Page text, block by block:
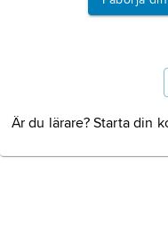
Är du lärare? Starta din